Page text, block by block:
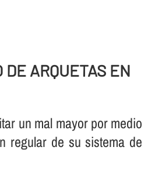
ARQUETAS EN
un mal mayor por medio
regular de su sistema de